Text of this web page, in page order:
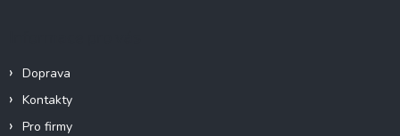
Doprava
Kontakty
Pro firmy